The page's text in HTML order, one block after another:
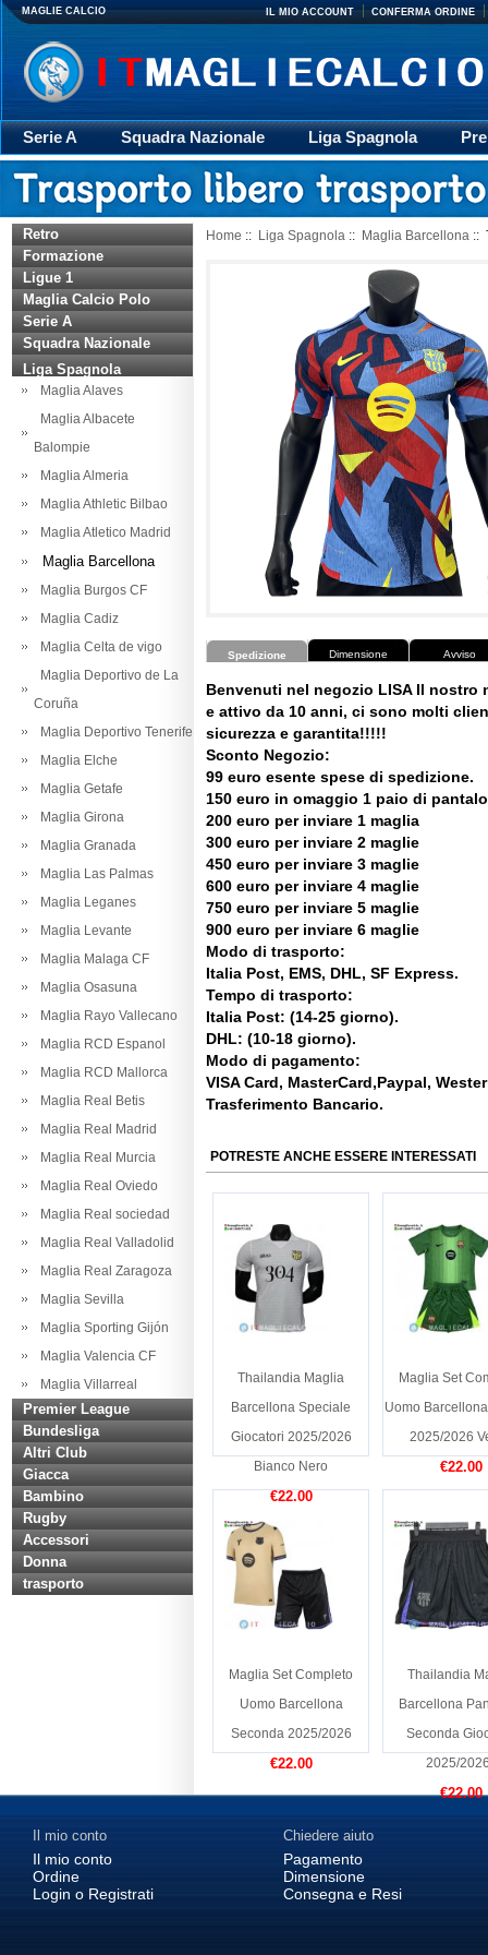
MAGLIE CALCIO IL MIO ACCOUNT CONFERMA ORDINE
Serie A Squadra Nazionale Liga Spagnola
Giacca
Rugby trasporto Retro
Retro
Formazione
Ligue 1
Maglia Calcio Polo
Serie A
Squadra Nazionale
Liga Spagnola
Maglia Alaves
Maglia Albacete
Balompie
Maglia Almeria
Maglia Athletic Bilbao
Maglia Atletico Madrid
Maglia Barcellona
Maglia Burgos CF
Maglia Cadiz
Maglia Celta de vigo
Maglia Deportivo de La
Coruña
Maglia Deportivo Tenerife
Maglia Elche
Maglia Getafe
Maglia Girona
Maglia Granada
Maglia Las Palmas
Maglia Leganes
Maglia Levante
Maglia Malaga CF
Maglia Osasuna
Maglia Rayo Vallecano
Maglia RCD Espanol
Maglia RCD Mallorca
Maglia Real Betis
Maglia Real Madrid
Maglia Real Murcia
Maglia Real Oviedo
Maglia Real sociedad
Maglia Real Valladolid
Maglia Real Zaragoza
Maglia Sevilla
Maglia Sporting Gijón
Maglia Valencia CF
Maglia Villarreal
Premier League
Bundesliga
Altri Club
Giacca
Bambino
Rugby
Accessori
Donna
trasporto
Home :: Liga Spagnola :: Maglia Barcellona ::
Spedizione Dimensione Avviso
Benvenuti nel negozio LISA Il nostro
e attivo da 10 anni, ci sono molti
sicurezza e garantita!!!!!
Sconto Negozio:
99 euro esente spese di spedizione.
150 euro in omaggio 1 paio di
200 euro per inviare 1 maglia
300 euro per inviare 2 maglie
450 euro per inviare 3 maglie
600 euro per inviare 4 maglie
750 euro per inviare 5 maglie
900 euro per inviare 6 maglie
Modo di trasporto:
Italia Post, EMS, DHL, SF Express.
Tempo di trasporto:
Italia Post: (14-25 giorno).
DHL: (10-18 giorno).
Modo di pagamento:
VISA Card, MasterCard,Paypal,
Trasferimento Bancario.
POTRESTE ANCHE ESSERE INTERESSATI
Thailandia Maglia
Barcellona Speciale
Giocatori 2025/2026
Bianco Nero
€22.00
Maglia Set
Uomo
2025/2026
€22.00
Maglia Set Completo
Uomo Barcellona
Seconda 2025/2026
€22.00
Thailandia
Barcellona
Seconda
2025/
€22.00
Il mio conto
Il mio conto
Ordine
Login o Registrati
Chiedere aiuto
Pagamento
Dimensione
Consegna e Resi